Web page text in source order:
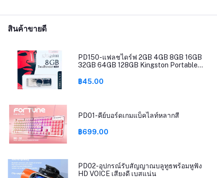
สินค้าขายดี
PD150-แฟลชไดร์ฟ 2GB 4GB 8GB 16GB
32GB 64GB 128GB Kingston Portable
฿45.00
PD01-คีย์บอร์ดเกมแบ็คไลท์หลากสี
฿699.00
PD02-อุปกรณ์รับสัญญาณบลูทูธพร้อมหูฟัง
HD VOICE เสียงดี เบสแน่น